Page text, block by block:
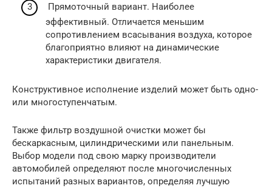
Прямоточный вариант. Наиболее
эффективный. Отличается меньшим
сопротивлением всасывания воздуха, которое
благоприятно влияют на динамические
характеристики двигателя.
Конструктивное исполнение изделий может быть одно-
или многоступенчатым.
Также фильтр воздушной очистки может бы
бескаркасным, цилиндрическими или панельным.
Выбор модели под свою марку производители
автомобилей определяют после многочисленных
испытаний разных вариантов, определяя лучшую